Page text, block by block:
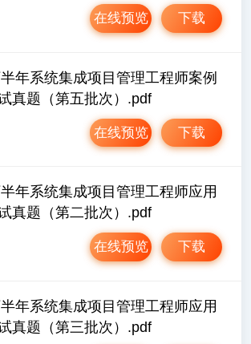
下载
在线预览
年系统集成项目管理工程师案例
真题（第五批次）.pdf
下载
在线预览
年系统集成项目管理工程师应用
真题（第二批次）.pdf
下载
在线预览
年系统集成项目管理工程师应用
真题（第三批次）.pdf